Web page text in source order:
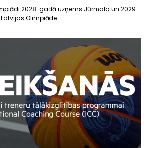
2028. gadā uzņems Jūrmala un 2029.
Olimpiāde